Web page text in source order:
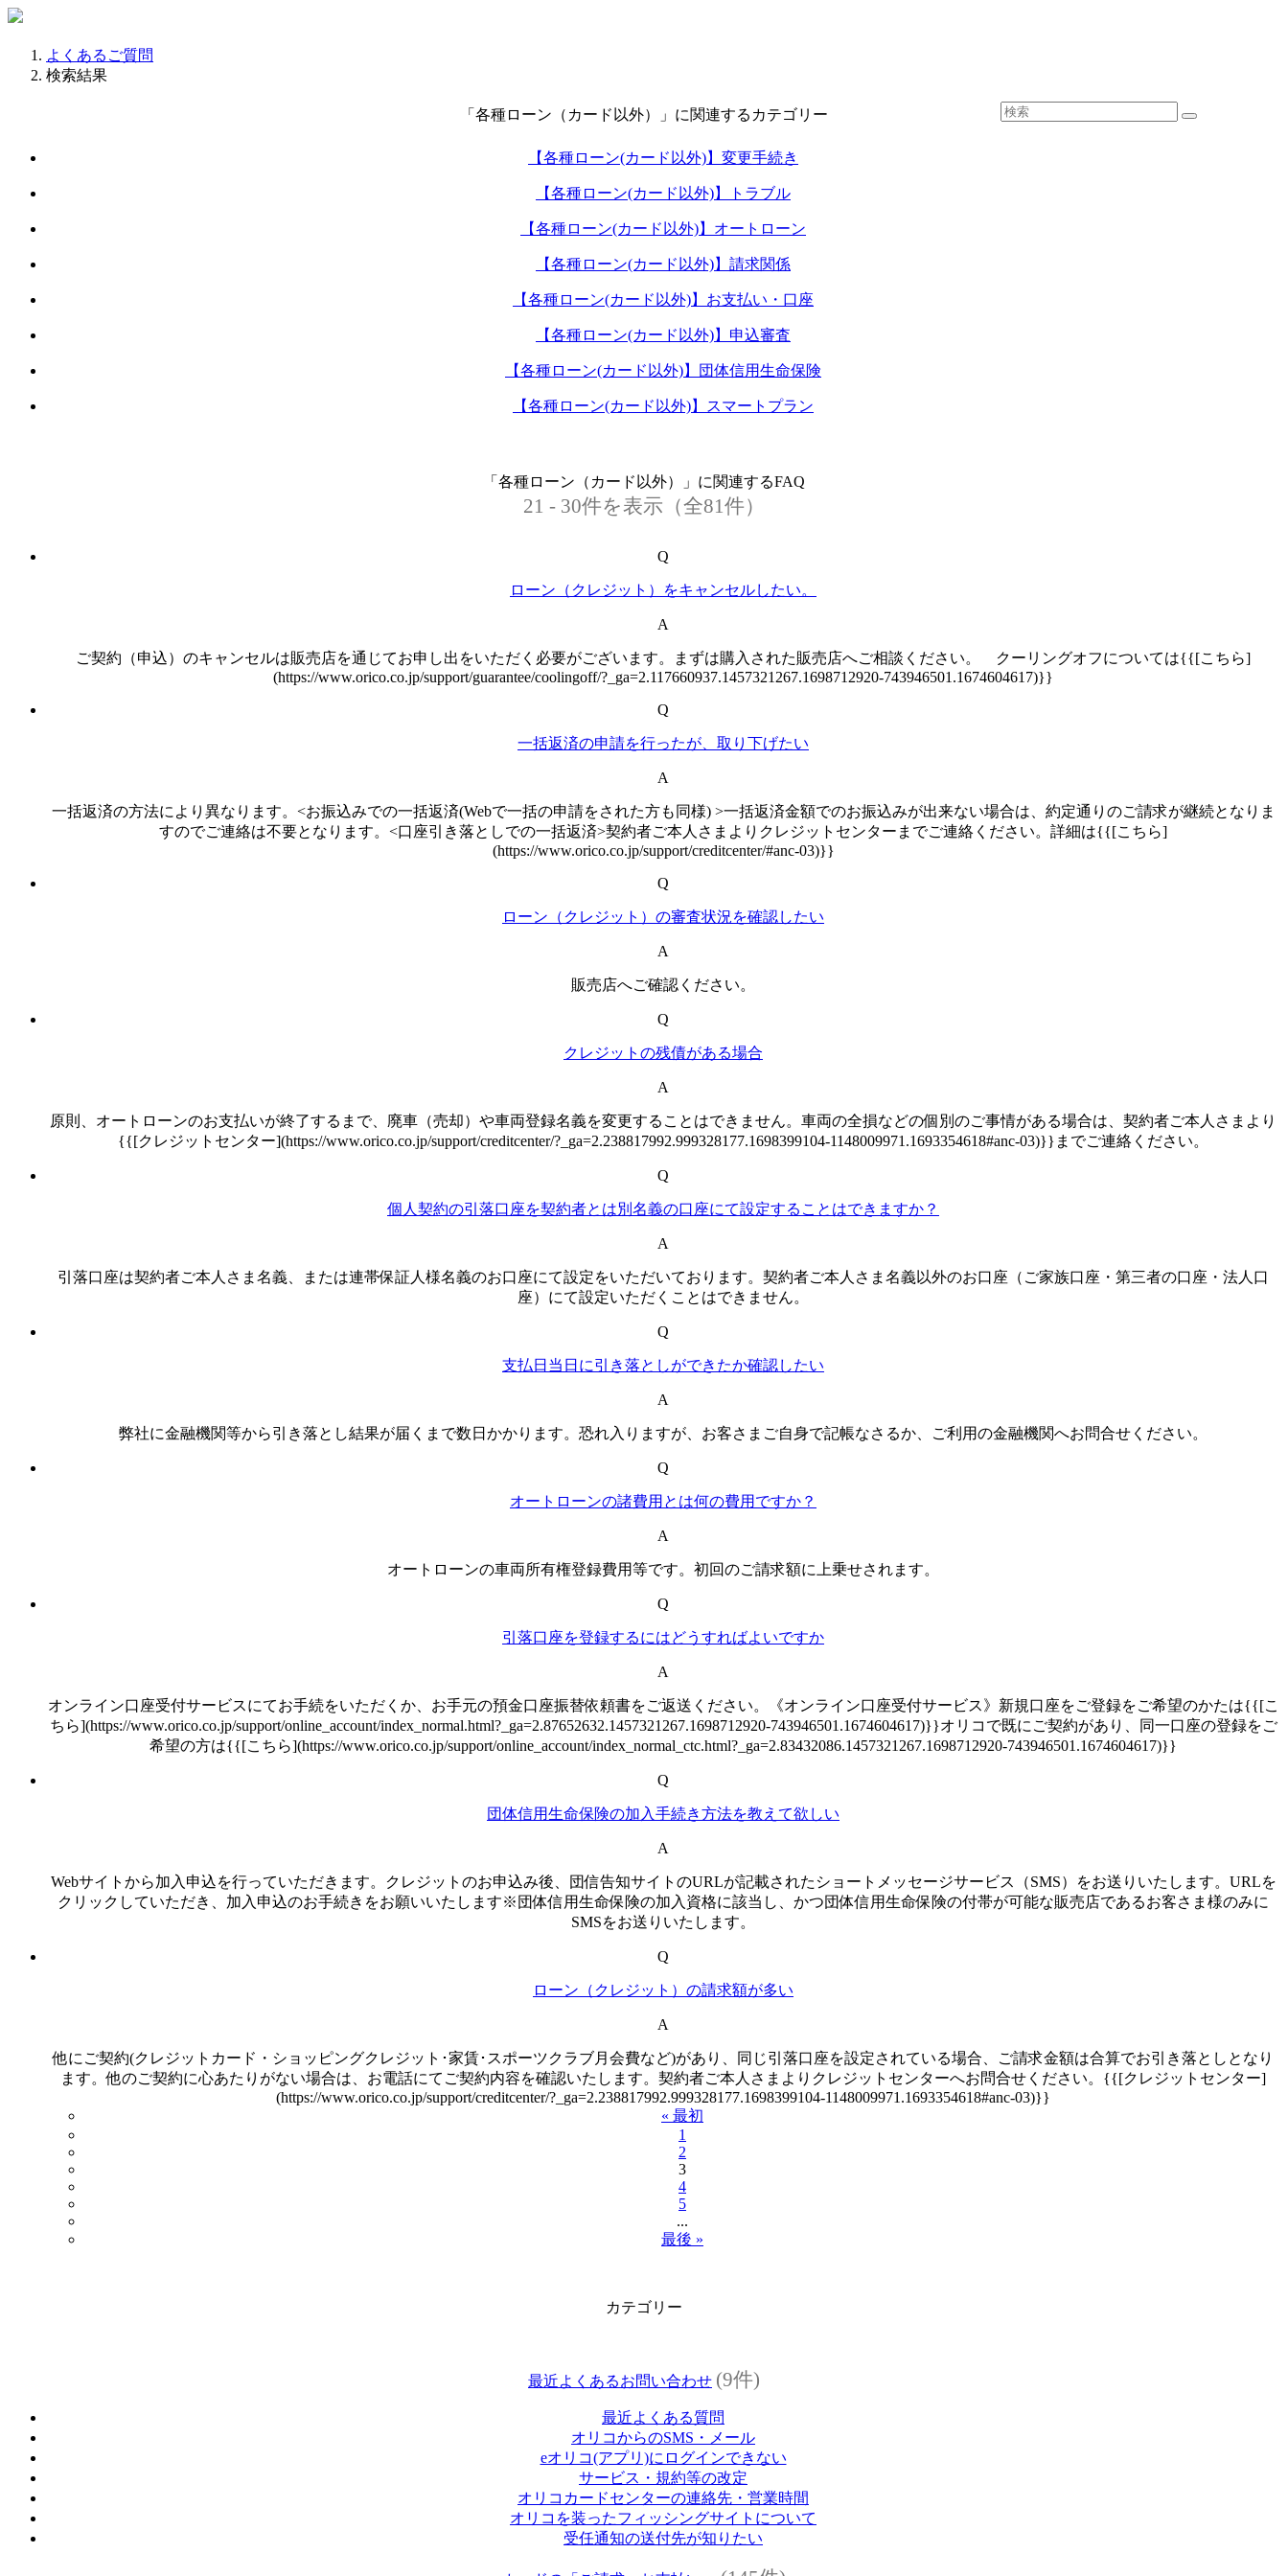
よくあるご質問
検索結果
「各種ローン（カード以外）」に関連するカテゴリー
【各種ローン(カード以外)】変更手続き
【各種ローン(カード以外)】トラブル
【各種ローン(カード以外)】オートローン
【各種ローン(カード以外)】請求関係
【各種ローン(カード以外)】お支払い・口座
【各種ローン(カード以外)】申込審査
【各種ローン(カード以外)】団体信用生命保険
【各種ローン(カード以外)】スマートプラン
「各種ローン（カード以外）」に関連するFAQ
21 - 30件を表示（全81件）
Q
ローン（クレジット）をキャンセルしたい。
A
ご契約（申込）のキャンセルは販売店を通じてお申し出をいただく必要がございます。まずは購入された販売店へご相談ください。 クーリングオフについては{{[こちら]
(https://www.orico.co.jp/support/guarantee/coolingoff/?_ga=2.117660937.1457321267.1698712920-743946501.1674604617)}}
Q
一括返済の申請を行ったが、取り下げたい
A
一括返済の方法により異なります。<お振込みでの一括返済(Webで一括の申請をされた方も同様) >一括返済金額でのお振込みが出来ない場合は、約定通りのご請求が継続となりま
すのでご連絡は不要となります。<口座引き落としでの一括返済>契約者ご本人さまよりクレジットセンターまでご連絡ください。詳細は{{[こちら]
(https://www.orico.co.jp/support/creditcenter/#anc-03)}}
Q
ローン（クレジット）の審査状況を確認したい
A
販売店へご確認ください。
Q
クレジットの残債がある場合
A
原則、オートローンのお支払いが終了するまで、廃車（売却）や車両登録名義を変更することはできません。車両の全損などの個別のご事情がある場合は、契約者ご本人さまより
{{[クレジットセンター](https://www.orico.co.jp/support/creditcenter/?_ga=2.238817992.999328177.1698399104-1148009971.1693354618#anc-03)}}までご連絡ください。
Q
個人契約の引落口座を契約者とは別名義の口座にて設定することはできますか？
A
引落口座は契約者ご本人さま名義、または連帯保証人様名義のお口座にて設定をいただいております。契約者ご本人さま名義以外のお口座（ご家族口座・第三者の口座・法人口
座）にて設定いただくことはできません。
Q
支払日当日に引き落としができたか確認したい
A
弊社に金融機関等から引き落とし結果が届くまで数日かかります。恐れ入りますが、お客さまご自身で記帳なさるか、ご利用の金融機関へお問合せください。
Q
オートローンの諸費用とは何の費用ですか？
A
オートローンの車両所有権登録費用等です。初回のご請求額に上乗せされます。
Q
引落口座を登録するにはどうすればよいですか
A
オンライン口座受付サービスにてお手続をいただくか、お手元の預金口座振替依頼書をご返送ください。《オンライン口座受付サービス》新規口座をご登録をご希望のかたは{{[こ
ちら](https://www.orico.co.jp/support/online_account/index_normal.html?_ga=2.87652632.1457321267.1698712920-743946501.1674604617)}}オリコで既にご契約があり、同一口座の登録をご
希望の方は{{[こちら](https://www.orico.co.jp/support/online_account/index_normal_ctc.html?_ga=2.83432086.1457321267.1698712920-743946501.1674604617)}}
Q
団体信用生命保険の加入手続き方法を教えて欲しい
A
Webサイトから加入申込を行っていただきます。クレジットのお申込み後、団信告知サイトのURLが記載されたショートメッセージサービス（SMS）をお送りいたします。URLを
クリックしていただき、加入申込のお手続きをお願いいたします※団体信用生命保険の加入資格に該当し、かつ団体信用生命保険の付帯が可能な販売店であるお客さま様のみに
SMSをお送りいたします。
Q
ローン（クレジット）の請求額が多い
A
他にご契約(クレジットカード・ショッピングクレジット･家賃･スポーツクラブ月会費など)があり、同じ引落口座を設定されている場合、ご請求金額は合算でお引き落としとなり
ます。他のご契約に心あたりがない場合は、お電話にてご契約内容を確認いたします。契約者ご本人さまよりクレジットセンターへお問合せください。{{[クレジットセンター]
(https://www.orico.co.jp/support/creditcenter/?_ga=2.238817992.999328177.1698399104-1148009971.1693354618#anc-03)}}
« 最初
1
2
3
4
5
...
最後 »
カテゴリー
最近よくあるお問い合わせ (9件)
最近よくある質問
オリコからのSMS・メール
eオリコ(アプリ)にログインできない
サービス・規約等の改定
オリコカードセンターの連絡先・営業時間
オリコを装ったフィッシングサイトについて
受任通知の送付先が知りたい